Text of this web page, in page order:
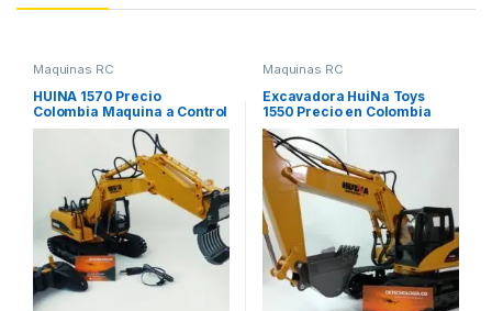
Maquinas RC
HUINA 1570 Precio
Colombia Maquina a Control
Remoto
Maquinas RC
Excavadora HuiNa Toys
1550 Precio en Colombia